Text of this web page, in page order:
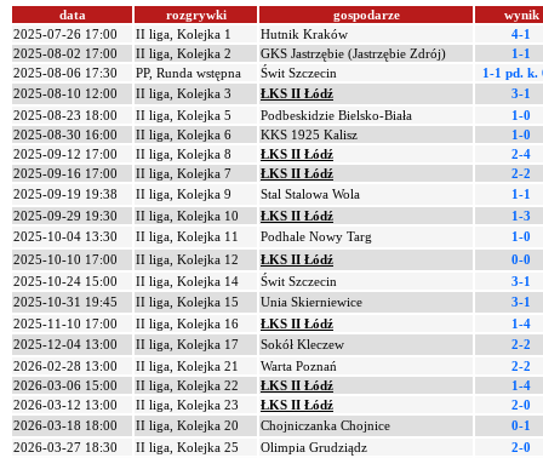
data rozgrywki gospodarze
wynik
2025-07-26 17:00
II liga, Kolejka 1 Hutnik Kraków
4-1
2025-08-02 17:00
II liga, Kolejka 2 GKS Jastrzębie (Jastrzębie Zdrój)
1-1
2025-08-06 17:30
PP, Runda wstępna Świt Szczecin 1-1 pd. k.
2025-08-10 12:00
II liga, Kolejka 3 ŁKS II Łódź
3-1
2025-08-23 18:00
II liga, Kolejka 5 Podbeskidzie Bielsko-Biała
1-0
2025-08-30 16:00
II liga, Kolejka 6 KKS 1925 Kalisz
1-0
2025-09-12 17:00
II liga, Kolejka 8 ŁKS II Łódź
2-4
2025-09-16 17:00
II liga, Kolejka 7 ŁKS II Łódź
2-2
2025-09-19 19:38
II liga, Kolejka 9 Stal Stalowa Wola
1-1
2025-09-29 19:30
II liga, Kolejka 10 ŁKS II Łódź
1-3
2025-10-04 13:30
II liga, Kolejka 11 Podhale Nowy Targ
1-0
2025-10-10 17:00
II liga, Kolejka 12 ŁKS II Łódź
0-0
2025-10-24 15:00
II liga, Kolejka 14 Świt Szczecin
3-1
2025-10-31 19:45
II liga, Kolejka 15 Unia Skierniewice
3-1
2025-11-10 17:00
II liga, Kolejka 16 ŁKS II Łódź
1-4
2025-12-04 13:00
II liga, Kolejka 17 Sokół Kleczew
2-2
2026-02-28 13:00
II liga, Kolejka 21 Warta Poznań
2-2
2026-03-06 15:00
II liga, Kolejka 22 ŁKS II Łódź
1-4
2026-03-12 13:00
II liga, Kolejka 23 ŁKS II Łódź
2-0
2026-03-18 18:00
II liga, Kolejka 20 Chojniczanka Chojnice
0-1
2026-03-27 18:30
II liga, Kolejka 25 Olimpia Grudziądz
2-0